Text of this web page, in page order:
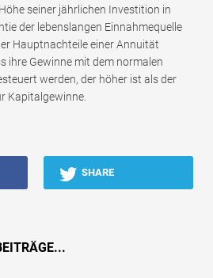
seiner jährlichen Investition in
der lebenslangen Einnahmequelle
Hauptnachteile einer Annuität
ihre Gewinne mit dem normalen
werden, der höher ist als der
Kapitalgewinne.
SHARE